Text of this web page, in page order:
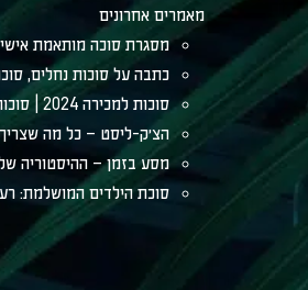
מאמרים אחרונים
מסגרת סוכה מותאמת
כתבה על סוכות נחלים,
סוכות למכירה 2024 | סוכות הדר – הסוכה הטלסקופית המהפכנית
הצ׳ק-ליסט – כל מה
מסע בזמן – ההיסטוריה
סוכת הילדים המושלמת: